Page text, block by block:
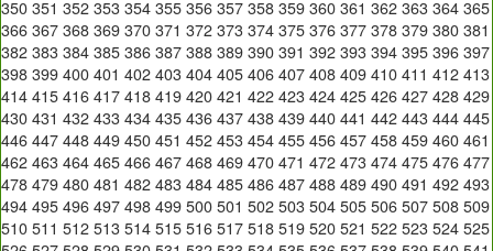
350 351 352 353 354 355 356 357 358 359 360 361 362 363 364 365
366 367 368 369 370 371 372 373 374 375 376 377 378 379 380 381
382 383 384 385 386 387 388 389 390 391 392 393 394 395 396 397
398 399 400 401 402 403 404 405 406 407 408 409 410 411 412 413
414 415 416 417 418 419 420 421 422 423 424 425 426 427 428 429
430 431 432 433 434 435 436 437 438 439 440 441 442 443 444 445
446 447 448 449 450 451 452 453 454 455 456 457 458 459 460 461
462 463 464 465 466 467 468 469 470 471 472 473 474 475 476 477
478 479 480 481 482 483 484 485 486 487 488 489 490 491 492 493
494 495 496 497 498 499 500 501 502 503 504 505 506 507 508 509
510 511 512 513 514 515 516 517 518 519 520 521 522 523 524 525